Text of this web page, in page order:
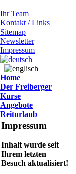
Ihr Team
Kontakt / Links
Sitemap
Newsletter
Impressum
Home
Der Freiberger
Kurse
Angebote
Reiturlaub
Impressum
Inhalt wurde seit
Ihrem letzten
Besuch aktualisiert!